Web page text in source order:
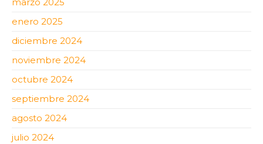
marzo 2025
enero 2025
diciembre 2024
noviembre 2024
octubre 2024
septiembre 2024
agosto 2024
julio 2024